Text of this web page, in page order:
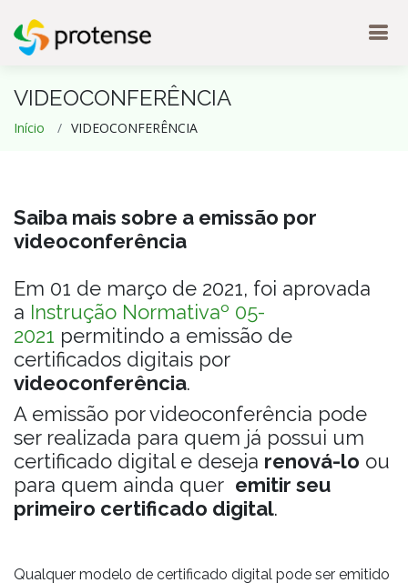
VIDEOCONFERÊNCIA
Início VIDEOCONFERÊNCIA
Saiba mais sobre a emissão por
videoconferência
Em 01 de março de 2021, foi aprovada
a Instrução Normativaº 05-
2021 permitindo a emissão de
certificados digitais por
videoconferência.
A emissão por videoconferência pode
ser realizada para quem já possui um
certificado digital e deseja renová-lo ou
para quem ainda quer emitir seu
primeiro certificado digital.
Qualquer modelo de certificado digital pode ser emitido